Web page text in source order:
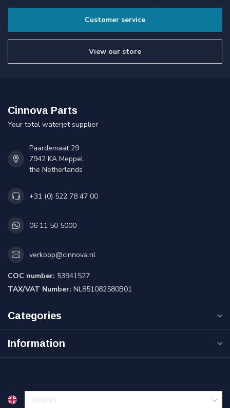
Customer service
View our store
Cinnova Parts
Your total waterjet supplier
Paardemaat 29
7942 KA Meppel
the Netherlands
+31 (0) 522 78 47 00
06 11 50 5000
verkoop@cinnova.nl
COC number: 53941527
TAX/VAT Number: NL851082580B01
Categories
Information